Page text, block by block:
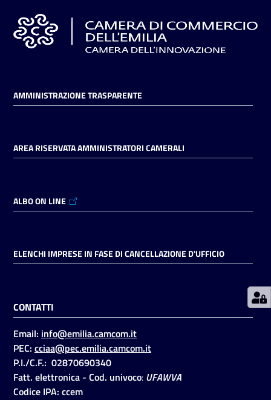
Tutelare
l'Impresa
Consumatore
L'impresa
in
Prenotazioni
on line
on line
Accedi
AMMINISTRAZIONE TRASPARENTE
AREA RISERVATA AMMINISTRATORI CAMERALI
ALBO ON LINE
ELENCHI IMPRESE IN FASE DI CANCELLAZIONE D'UFFICIO
CONTATTI
Email: info@emilia.camcom.it
PEC: cciaa@pec.emilia.camcom.it
P.I./C.F.: 02870690340
Fatt. elettronica - Cod. univoco: UFAWVA
Codice IPA: ccem